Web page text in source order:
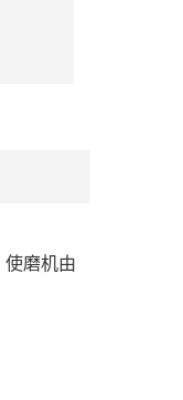
使磨机由